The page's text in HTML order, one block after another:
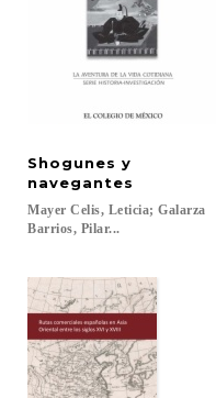
Shogunes y
navegantes
Mayer Celis, Leticia; Galarza
Barrios, Pilar...